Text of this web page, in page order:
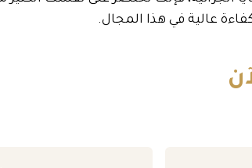
عالية في هذا المجال.